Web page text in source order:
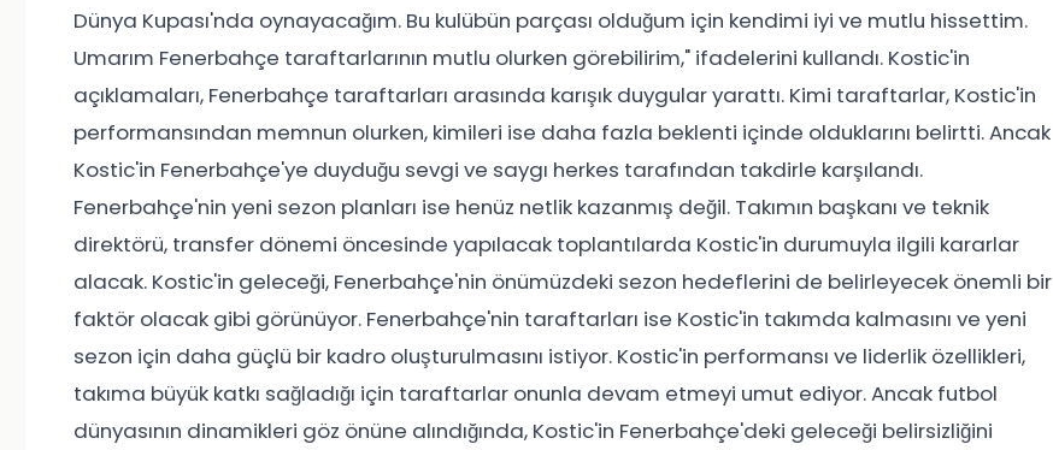
Dünya Kupası'nda oynayacağım. Bu kulübün parçası olduğum için kendimi iyi ve mutlu hissettim.
Umarım Fenerbahçe taraftarlarının mutlu olurken görebilirim," ifadelerini kullandı. Kostic'in
açıklamaları, Fenerbahçe taraftarları arasında karışık duygular yarattı. Kimi taraftarlar, Kostic'in
performansından memnun olurken, kimileri ise daha fazla beklenti içinde olduklarını belirtti. Ancak
Kostic'in Fenerbahçe'ye duyduğu sevgi ve saygı herkes tarafından takdirle karşılandı.
Fenerbahçe'nin yeni sezon planları ise henüz netlik kazanmış değil. Takımın başkanı ve teknik
direktörü, transfer dönemi öncesinde yapılacak toplantılarda Kostic'in durumuyla ilgili kararlar
alacak. Kostic'in geleceği, Fenerbahçe'nin önümüzdeki sezon hedeflerini de belirleyecek önemli bir
faktör olacak gibi görünüyor. Fenerbahçe'nin taraftarları ise Kostic'in takımda kalmasını ve yeni
sezon için daha güçlü bir kadro oluşturulmasını istiyor. Kostic'in performansı ve liderlik özellikleri,
takıma büyük katkı sağladığı için taraftarlar onunla devam etmeyi umut ediyor. Ancak futbol
dünyasının dinamikleri göz önüne alındığında, Kostic'in Fenerbahçe'deki geleceği belirsizliğini